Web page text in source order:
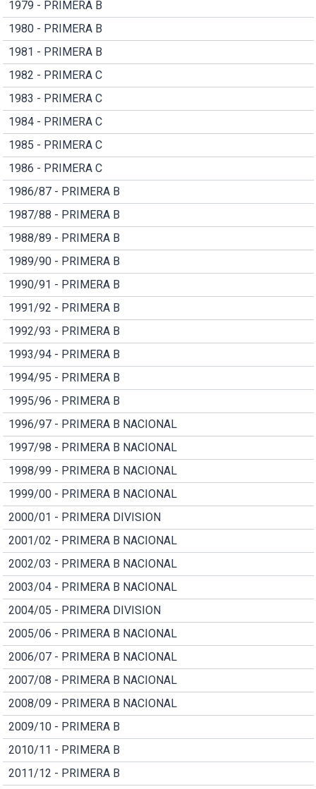
1979 - PRIMERA B
1980 - PRIMERA B
1981 - PRIMERA B
1982 - PRIMERA C
1983 - PRIMERA C
1984 - PRIMERA C
1985 - PRIMERA C
1986 - PRIMERA C
1986/87 - PRIMERA B
1987/88 - PRIMERA B
1988/89 - PRIMERA B
1989/90 - PRIMERA B
1990/91 - PRIMERA B
1991/92 - PRIMERA B
1992/93 - PRIMERA B
1993/94 - PRIMERA B
1994/95 - PRIMERA B
1995/96 - PRIMERA B
1996/97 - PRIMERA B NACIONAL
1997/98 - PRIMERA B NACIONAL
1998/99 - PRIMERA B NACIONAL
1999/00 - PRIMERA B NACIONAL
2000/01 - PRIMERA DIVISION
2001/02 - PRIMERA B NACIONAL
2002/03 - PRIMERA B NACIONAL
2003/04 - PRIMERA B NACIONAL
2004/05 - PRIMERA DIVISION
2005/06 - PRIMERA B NACIONAL
2006/07 - PRIMERA B NACIONAL
2007/08 - PRIMERA B NACIONAL
2008/09 - PRIMERA B NACIONAL
2009/10 - PRIMERA B
2010/11 - PRIMERA B
2011/12 - PRIMERA B